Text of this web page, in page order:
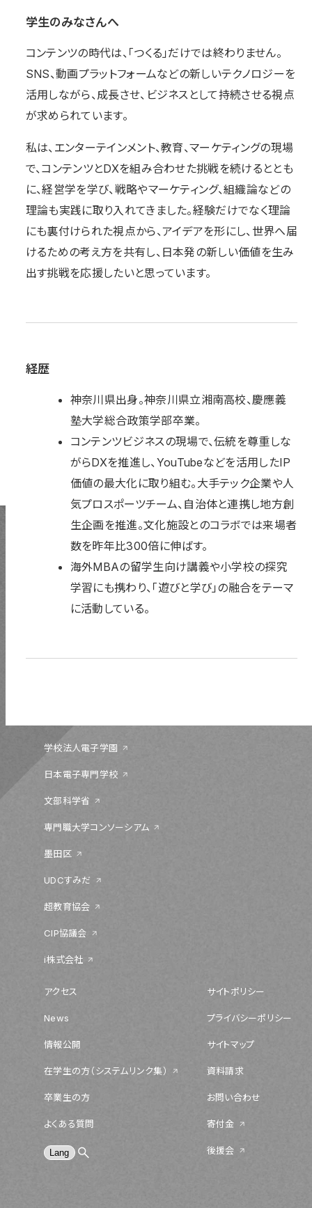
学生のみなさんへ
コンテンツの時代は、「つくる」だけでは終わりません。
SNS、動画プラットフォームなどの新しいテクノロジーを
活用しながら、成長させ、ビジネスとして持続させる視点
が求められています。
私は、エンターテインメント、教育、マーケティングの現場
で、コンテンツとDXを組み合わせた挑戦を続けるととも
に、経営学を学び、戦略やマーケティング、組織論などの
理論も実践に取り入れてきました。経験だけでなく理論
にも裏付けられた視点から、アイデアを形にし、世界へ届
けるための考え方を共有し、日本発の新しい価値を生み
出す挑戦を応援したいと思っています。
経歴
神奈川県出身。神奈川県立湘南高校、慶應義
塾大学総合政策学部卒業。
コンテンツビジネスの現場で、伝統を尊重しな
がらDXを推進し、YouTubeなどを活用したIP
価値の最大化に取り組む。大手テック企業や人
気プロスポーツチーム、自治体と連携し地方創
生企画を推進。文化施設とのコラボでは来場者
数を昨年比300倍に伸ばす。
海外MBAの留学生向け講義や小学校の探究
学習にも携わり、「遊びと学び」の融合をテーマ
に活動している。
03-5655-1555
学校法人電子学園
日本電子専門学校
文部科学省
専門職大学コンソーシアム
墨田区
UDCすみだ
超教育協会
CIP協議会
i株式会社
アクセス
News
情報公開
在学生の方（システムリンク集）
卒業生の方
よくある質問
サイトポリシー
プライバシーポリシー
サイトマップ
資料請求
お問い合わせ
寄付金
後援会